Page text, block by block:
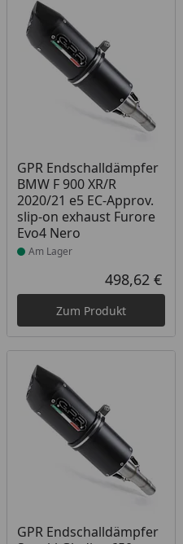
GPR Endschalldämpfer
BMW F 900 XR/R
2020/21 e5 EC-Approv.
slip-on exhaust Furore
Evo4 Nero
Produkt am Lager
Am Lager
498,62 €
Zum Produkt
GPR Endschalldämpfer
Produkt am Lager